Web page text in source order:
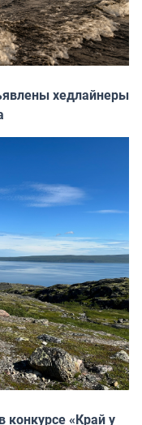
хедлайнеры
конкурсе «Край у